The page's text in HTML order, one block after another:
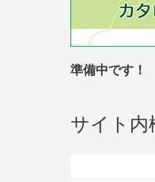
準備中です！
サイト内